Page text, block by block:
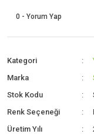
0 - Yorum Yap
Kategori
Marka
Stok Kodu
Renk Seçeneği
Üretim Yılı